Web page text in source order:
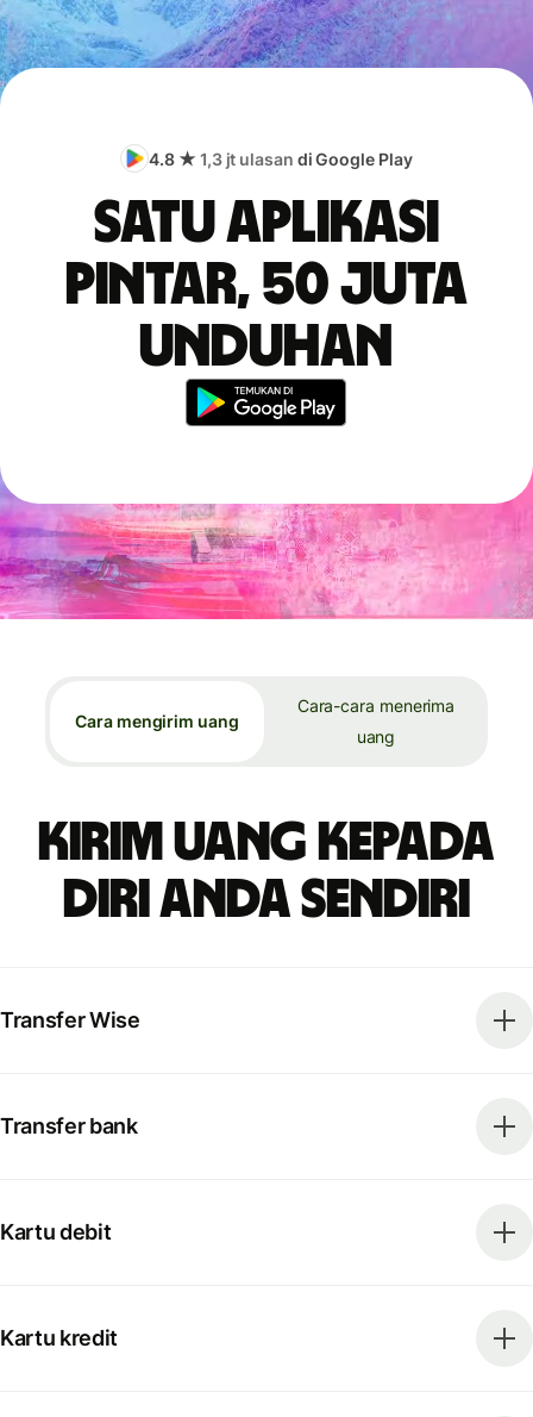
4.8 ★ 1,3 jt ulasan di Google Play
Satu aplikasi
pintar, 50 juta
unduhan
Cara mengirim uang
Cara-cara menerima
uang
Kirim uang kepada
diri Anda sendiri
Transfer Wise
Transfer bank
Kartu debit
Kartu kredit